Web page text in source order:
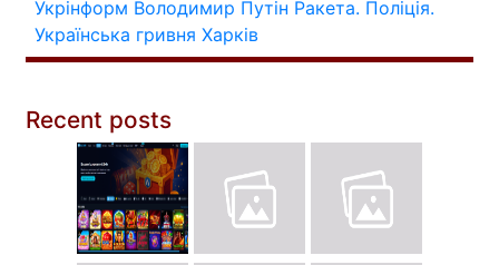
Укрінформ Володимир Путін Ракета. Поліція.
Українська гривня Харків
Recent posts